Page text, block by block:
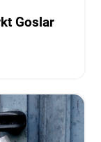
Goslar